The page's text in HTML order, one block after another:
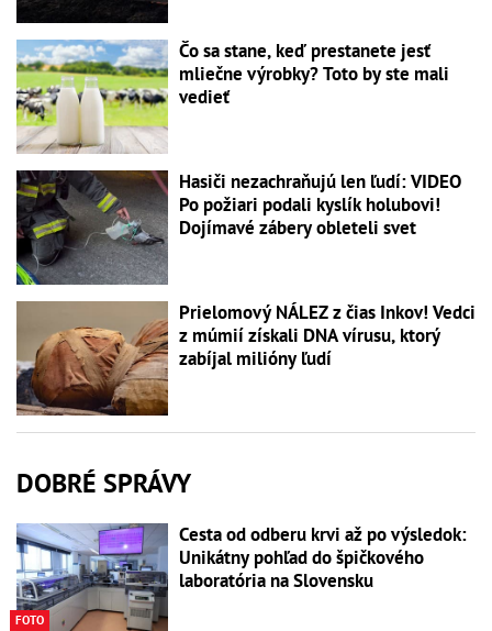
Čo sa stane, keď prestanete jesť
mliečne výrobky? Toto by ste mali
vedieť
Hasiči nezachraňujú len ľudí: VIDEO
Po požiari podali kyslík holubovi!
Dojímavé zábery obleteli svet
Prielomový NÁLEZ z čias Inkov! Vedci
z múmií získali DNA vírusu, ktorý
zabíjal milióny ľudí
DOBRÉ SPRÁVY
FOTO
Cesta od odberu krvi až po výsledok:
Unikátny pohľad do špičkového
laboratória na Slovensku